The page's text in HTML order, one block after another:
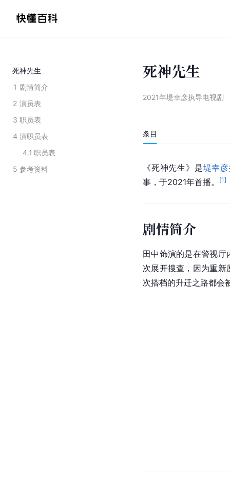
死神先生
1 剧情简介
2 演员表
3 职员表
4 演职员表
4.1 职员表
5 参考资料
死神先生
2021年堤幸彦执导电视剧
条目
《死神先生》是堤幸彦
事，于2021年首播。
[1]
剧情简介
田中饰演的是在警视厅
次展开搜查，因为重
次搭档的升迁之路都会